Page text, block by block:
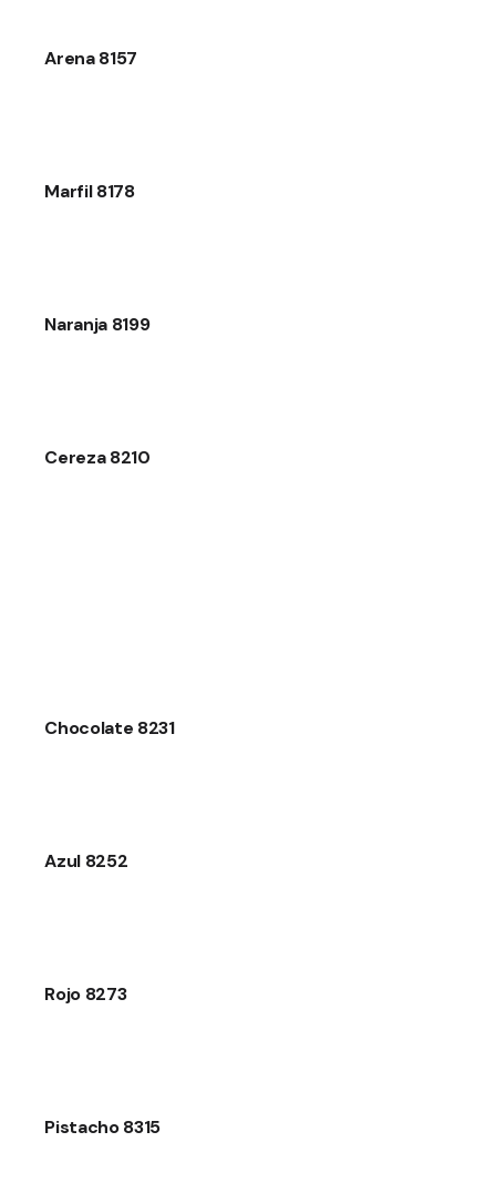
Arena 8157
Marfil 8178
Naranja 8199
Cereza 8210
Chocolate 8231
Azul 8252
Rojo 8273
Pistacho 8315